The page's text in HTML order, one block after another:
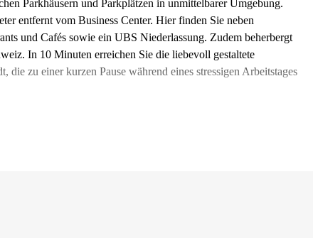
Parkhäusern und Parkplätzen in unmittelbarer Umgebung.
entfernt vom Business Center. Hier finden Sie neben
und Cafés sowie ein UBS Niederlassung. Zudem beherbergt
In 10 Minuten erreichen Sie die liebevoll gestaltete
die zu einer kurzen Pause während eines stressigen Arbeitstages